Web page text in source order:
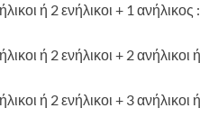
ή 2 ενήλικοι + 1
ή 2 ενήλικοι + 2 ανήλικοι
ή 2 ενήλικοι + 3